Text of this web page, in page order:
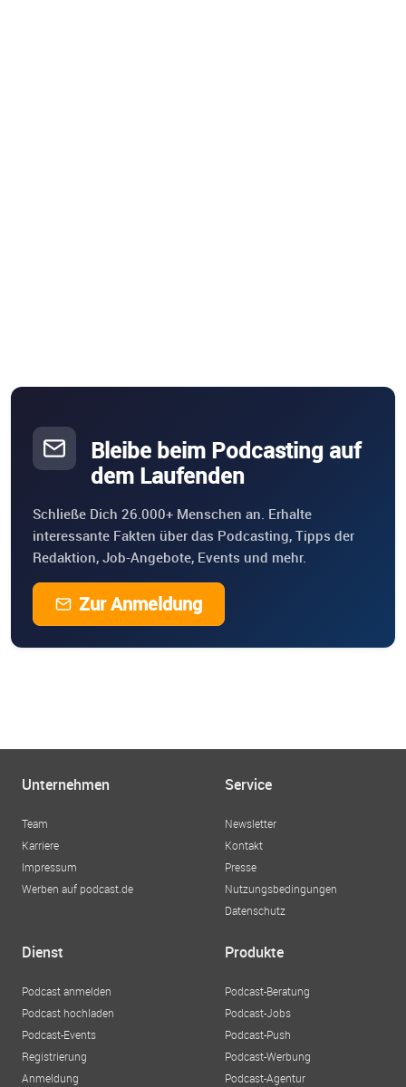
Bleibe beim Podcasting auf
dem Laufenden
Schließe Dich 26.000+ Menschen an. Erhalte
interessante Fakten über das Podcasting, Tipps der
Redaktion, Job-Angebote, Events und mehr.
Zur Anmeldung
Unternehmen
Team
Karriere
Impressum
Werben auf podcast.de
Service
Newsletter
Kontakt
Presse
Nutzungsbedingungen
Datenschutz
Dienst
Podcast anmelden
Podcast hochladen
Podcast-Events
Registrierung
Anmeldung
Produkte
Podcast-Beratung
Podcast-Jobs
Podcast-Push
Podcast-Werbung
Podcast-Agentur